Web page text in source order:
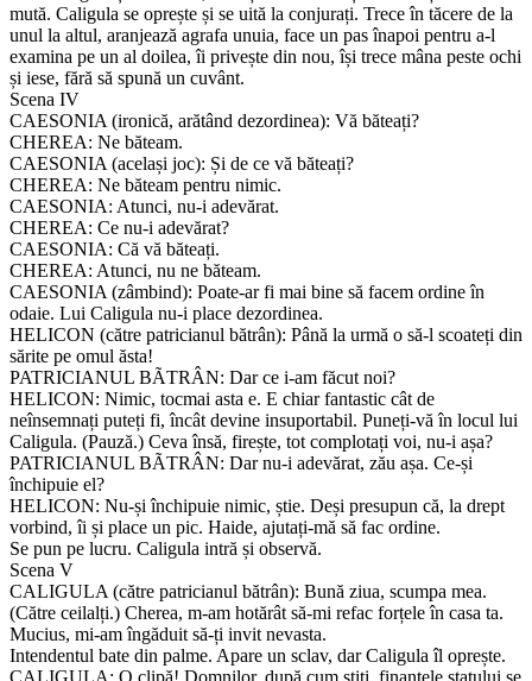
mută. Caligula se oprește și se uită la conjurați. Trece în tăcere de la
unul la altul, aranjează agrafa unuia, face un pas înapoi pentru a-l
examina pe un al doilea, îi privește din nou, își trece mâna peste ochi
și iese, fără să spună un cuvânt.
Scena IV
CAESONIA (ironică, arătând dezordinea): Vă băteați?
CHEREA: Ne băteam.
CAESONIA (același joc): Și de ce vă băteați?
CHEREA: Ne băteam pentru nimic.
CAESONIA: Atunci, nu-i adevărat.
CHEREA: Ce nu-i adevărat?
CAESONIA: Că vă băteați.
CHEREA: Atunci, nu ne băteam.
CAESONIA (zâmbind): Poate-ar fi mai bine să facem ordine în
odaie. Lui Caligula nu-i place dezordinea.
HELICON (către patricianul bătrân): Până la urmă o să-l scoateți din
sărite pe omul ăsta!
PATRICIANUL BÃTRÂN: Dar ce i-am făcut noi?
HELICON: Nimic, tocmai asta e. E chiar fantastic cât de
neînsemnați puteți fi, încât devine insuportabil. Puneți-vă în locul lui
Caligula. (Pauză.) Ceva însă, firește, tot complotați voi, nu-i așa?
PATRICIANUL BÃTRÂN: Dar nu-i adevărat, zău așa. Ce-și
închipuie el?
HELICON: Nu-și închipuie nimic, știe. Deși presupun că, la drept
vorbind, îi și place un pic. Haide, ajutați-mă să fac ordine.
Se pun pe lucru. Caligula intră și observă.
Scena V
CALIGULA (către patricianul bătrân): Bună ziua, scumpa mea.
(Către ceilalți.) Cherea, m-am hotărât să-mi refac forțele în casa ta.
Mucius, mi-am îngăduit să-ți invit nevasta.
Intendentul bate din palme. Apare un sclav, dar Caligula îl oprește.